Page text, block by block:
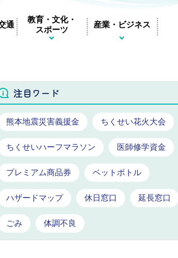
通
教育・文化・
スポーツ
産業・ビジネス
注目ワード
熊本地震災害義援金 ちくせい花火大会
ちくせいハーフマラソン 医師修学資金
プレミアム商品券 ペットボトル
ハザードマップ 休日窓口 延長窓口
ごみ 体調不良